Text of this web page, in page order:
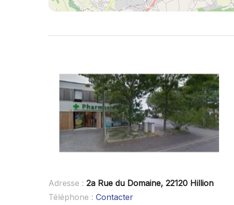
Adresse : 2a Rue du Domaine, 22120 Hillion
Téléphone : Contacter